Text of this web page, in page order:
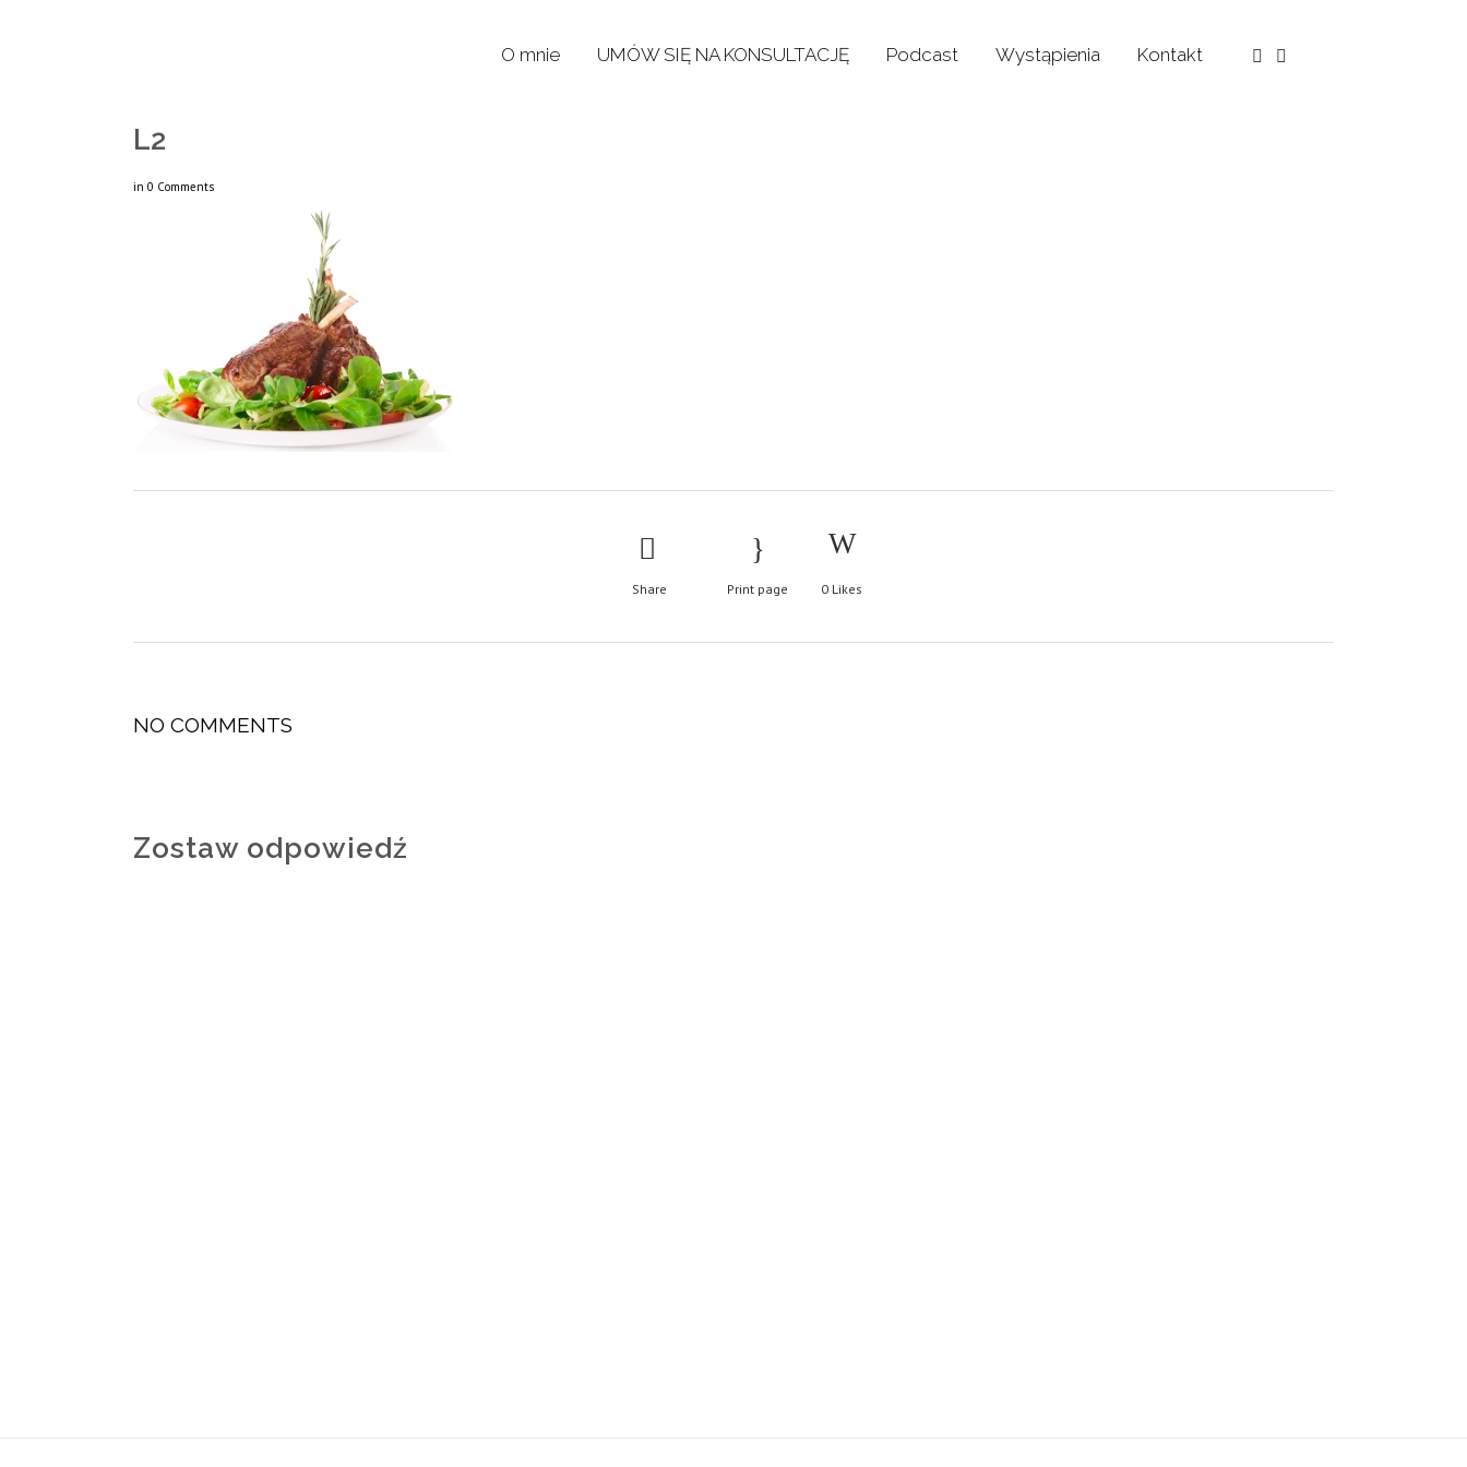
O mnie UMÓW SIĘ NA KONSULTACJĘ Podcast Wystąpienia Kontakt
L2
in 0 Comments
Share Print page 0 Likes
NO COMMENTS
Zostaw odpowiedź